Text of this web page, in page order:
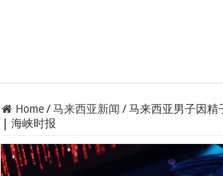
Home / 马来西亚新闻 / 马来西亚男子因精
| 海峡时报